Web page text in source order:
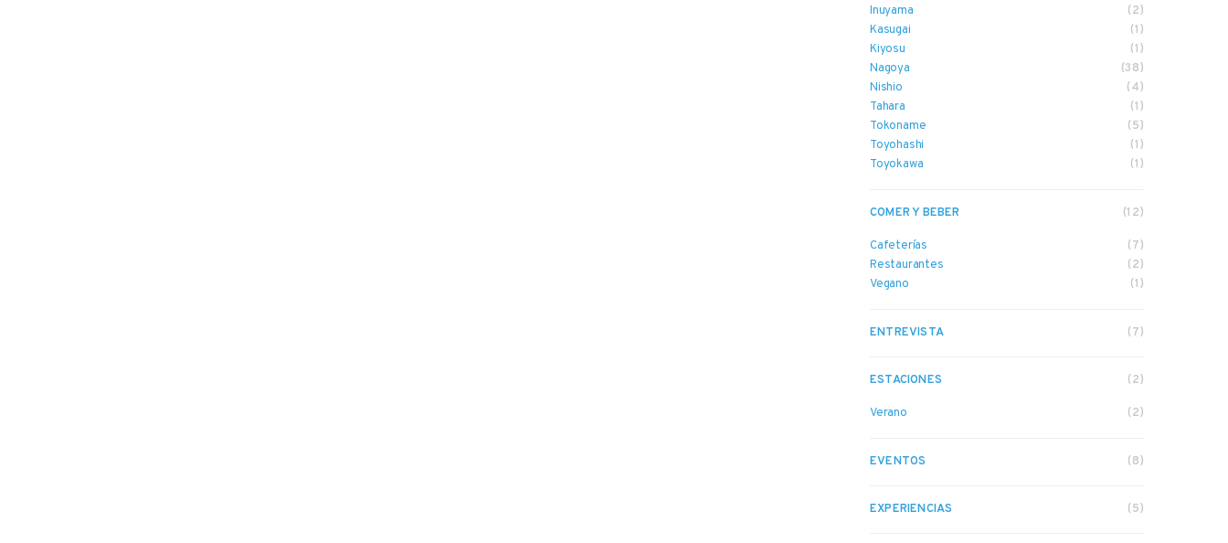
Inuyama
(2)
Kasugai
(1)
Kiyosu
(1)
Nagoya
(38)
Nishio
(4)
Tahara
(1)
Tokoname
(5)
Toyohashi
(1)
Toyokawa
(1)
COMER Y BEBER (12)
Cafeterías
(7)
Restaurantes
(2)
Vegano
(1)
ENTREVISTA (7)
ESTACIONES (2)
Verano (2)
EVENTOS (8)
EXPERIENCIAS (5)